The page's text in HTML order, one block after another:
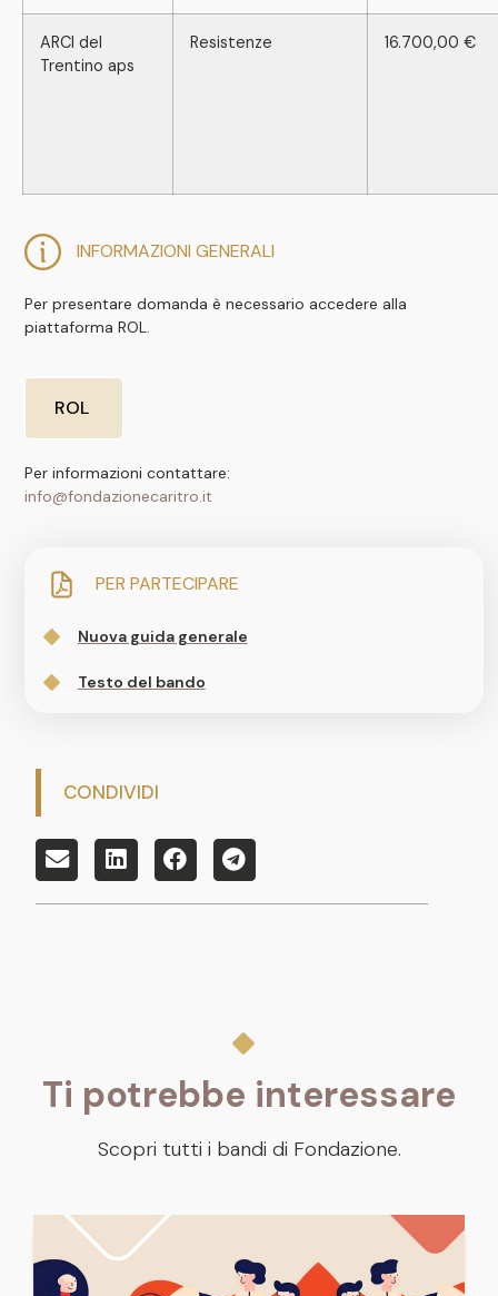
INFORMAZIONI GENERALI
Per presentare domanda è necessario accedere alla
piattaforma ROL.
ROL
Per informazioni contattare:
info@fondazionecaritro.it
PER PARTECIPARE
Nuova guida generale
Testo del bando
CONDIVIDI
ARCI del
Trentino aps
Resistenze 16.700,00 €
Ti potrebbe interessare
Scopri tutti i bandi di Fondazione.